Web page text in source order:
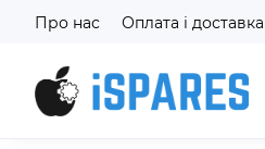
Про нас Оплата і доставка